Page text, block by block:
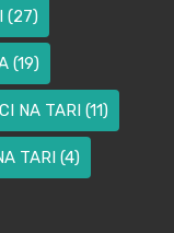
(27)
(19)
NA TARI (11)
TARI (4)